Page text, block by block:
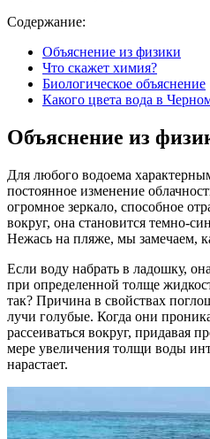
Содержание:
Объяснение из физики
Что скажет химия?
Биологическое объяснение
Какого цвета вода в
Объяснение из
Для любого водоема
постоянное изменение
огромное зеркало, способное
вокруг, она становится темно-
Нежась на пляже, мы замечаем,
Если воду набрать в ладошку,
при определенной толще
так? Причина в свойствах
лучи голубые. Когда они
рассеиваться вокруг, придавая
мере увеличения толщи воды
нарастает.